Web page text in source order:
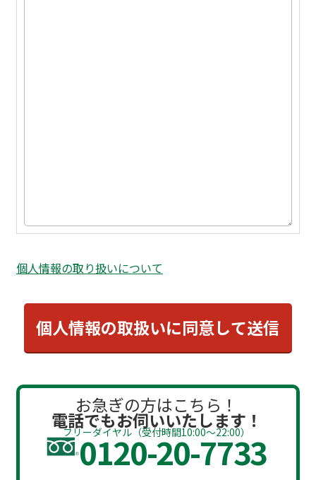
個人情報の取り扱いについて
お急ぎの方はこちら！
電話でもお伺いいたします！
フリーダイヤル（受付時間10:00～22:00）
0120-20-7733